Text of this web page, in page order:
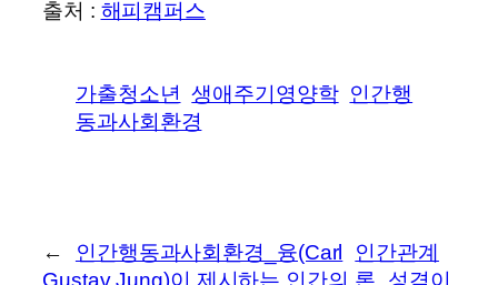
출처 : 해피캠퍼스
가출청소년 생애주기영양학 인간행
동과사회환경
←
인간행동과사회환경_융(Carl
Gustav Jung)이 제시하는 인간의
인간관계
론_성격이